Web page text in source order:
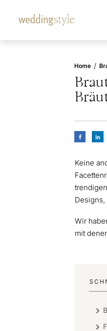
Home /
Keine
Wir
mit